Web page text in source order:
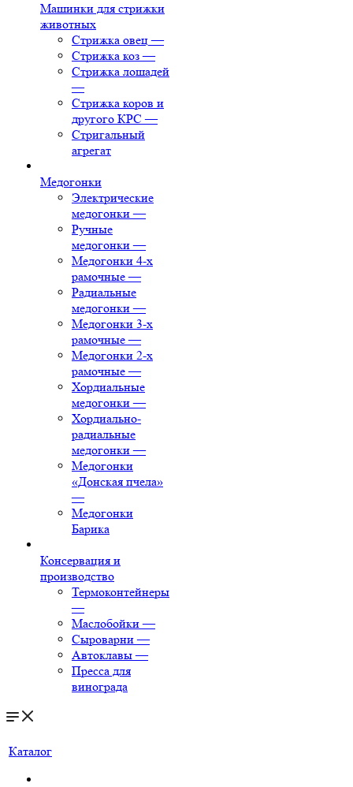
Машинки для стрижки
животных
Стрижка овец —
Стрижка коз —
Стрижка лошадей
—
Стрижка коров и
другого КРС —
Стригальный
агрегат
Медогонки
Электрические
медогонки —
Ручные
медогонки —
Медогонки 4-х
рамочные —
Радиальные
медогонки —
Медогонки 3-х
рамочные —
Медогонки 2-х
рамочные —
Хордиальные
медогонки —
Хордиально-
радиальные
медогонки —
Медогонки
«Донская пчела»
—
Медогонки
Барика
Консервация и
производство
Термоконтейнеры
—
Маслобойки —
Сыроварни —
Автоклавы —
Пресса для
винограда
Каталог